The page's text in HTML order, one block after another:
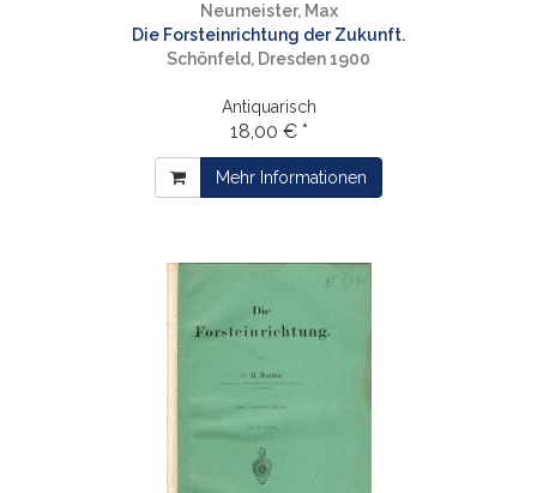
Neumeister, Max
Die Forsteinrichtung der Zukunft.
Schönfeld, Dresden 1900
Antiquarisch
18,00 € *
Mehr Informationen